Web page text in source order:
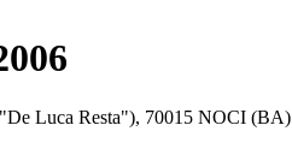
Luca Resta"), 70015 NOCI (BA)